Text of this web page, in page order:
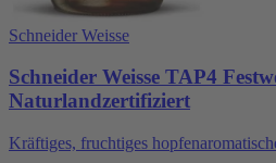
Schneider Weisse
Schneider Weisse TAP4
Naturlandzertifiziert
Kräftiges, fruchtiges